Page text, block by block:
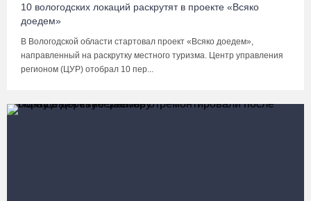
10 вологодских локаций раскрутят в проекте «Всяко
доедем»
В Вологодской области стартовал проект «Всяко доедем»,
направленный на раскрутку местного туризма. Центр управления
регионом (ЦУР) отобрал 10 пер...